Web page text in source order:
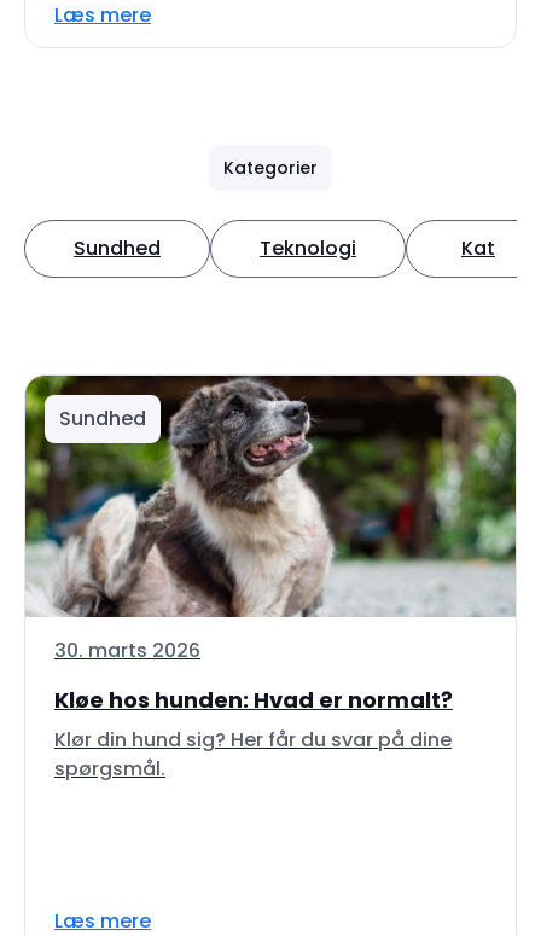
Læs mere
Kategorier
Sundhed Teknologi Kat
Sundhed
30. marts 2026
Kløe hos hunden: Hvad er normalt?
Klør din hund sig? Her får du svar på dine
spørgsmål.
Læs mere